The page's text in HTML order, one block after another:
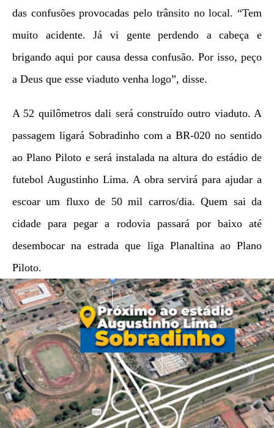
das confusões provocadas pelo trânsito no local. “Tem
muito acidente. Já vi gente perdendo a cabeça e
brigando aqui por causa dessa confusão. Por isso, peço
a Deus que esse viaduto venha logo”, disse.
A 52 quilômetros dali será construído outro viaduto. A
passagem ligará Sobradinho com a BR-020 no sentido
ao Plano Piloto e será instalada na altura do estádio de
futebol Augustinho Lima. A obra servirá para ajudar a
escoar um fluxo de 50 mil carros/dia. Quem sai da
cidade para pegar a rodovia passará por baixo até
desembocar na estrada que liga Planaltina ao Plano
Piloto.